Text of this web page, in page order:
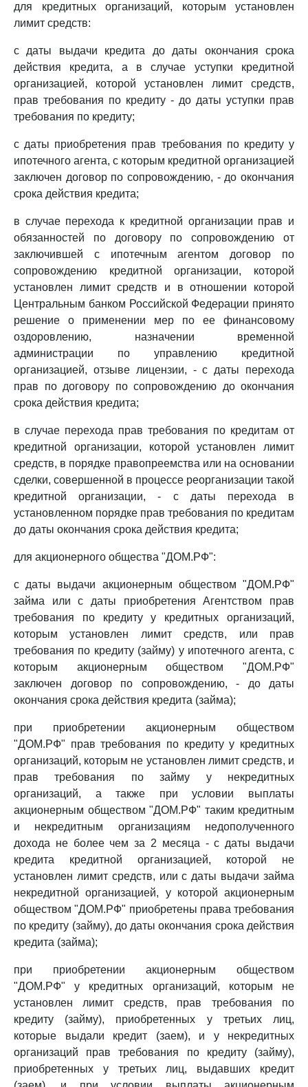
для кредитных организаций, которым установлен
лимит средств:
с даты выдачи кредита до даты окончания срока
действия кредита, а в случае уступки кредитной
организацией, которой установлен лимит средств,
прав требования по кредиту - до даты уступки прав
требования по кредиту;
с даты приобретения прав требования по кредиту у
ипотечного агента, с которым кредитной организацией
заключен договор по сопровождению, - до окончания
срока действия кредита;
в случае перехода к кредитной организации прав и
обязанностей по договору по сопровождению от
заключившей с ипотечным агентом договор по
сопровождению кредитной организации, которой
установлен лимит средств и в отношении которой
Центральным банком Российской Федерации принято
решение о применении мер по ее финансовому
оздоровлению, назначении временной
администрации по управлению кредитной
организацией, отзыве лицензии, - с даты перехода
прав по договору по сопровождению до окончания
срока действия кредита;
в случае перехода прав требования по кредитам от
кредитной организации, которой установлен лимит
средств, в порядке правопреемства или на основании
сделки, совершенной в процессе реорганизации такой
кредитной организации, - с даты перехода в
установленном порядке прав требования по кредитам
до даты окончания срока действия кредита;
для акционерного общества "ДОМ.РФ":
с даты выдачи акционерным обществом "ДОМ.РФ"
займа или с даты приобретения Агентством прав
требования по кредиту у кредитных организаций,
которым установлен лимит средств, или прав
требования по кредиту (займу) у ипотечного агента, с
которым акционерным обществом "ДОМ.РФ"
заключен договор по сопровождению, - до даты
окончания срока действия кредита (займа);
при приобретении акционерным обществом
"ДОМ.РФ" прав требования по кредиту у кредитных
организаций, которым не установлен лимит средств, и
прав требования по займу у некредитных
организаций, а также при условии выплаты
акционерным обществом "ДОМ.РФ" таким кредитным
и некредитным организациям недополученного
дохода не более чем за 2 месяца - с даты выдачи
кредита кредитной организацией, которой не
установлен лимит средств, или с даты выдачи займа
некредитной организацией, у которой акционерным
обществом "ДОМ.РФ" приобретены права требования
по кредиту (займу), до даты окончания срока действия
кредита (займа);
при приобретении акционерным обществом
"ДОМ.РФ" у кредитных организаций, которым не
установлен лимит средств, прав требования по
кредиту (займу), приобретенных у третьих лиц,
которые выдали кредит (заем), и у некредитных
организаций прав требования по кредиту (займу),
приобретенных у третьих лиц, выдавших кредит